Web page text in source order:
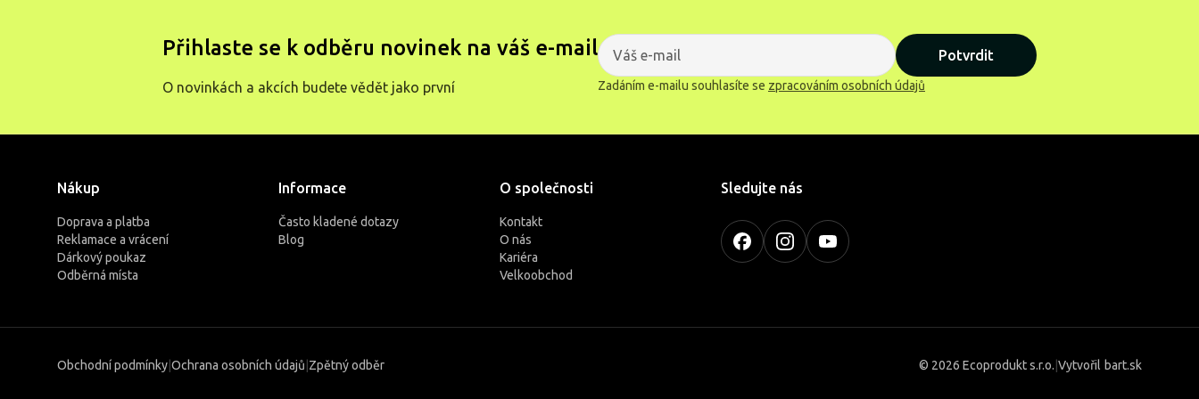
Přihlaste se k odběru novinek na váš e-mail
O novinkách a akcích budete vědět jako první
Potvrdit
Zadáním e-mailu souhlasíte se zpracováním osobních údajů
Nákup
Doprava a platba
Reklamace a vrácení
Dárkový poukaz
Odběrná místa
Informace
Často kladené dotazy
Blog
O společnosti
Kontakt
O nás
Kariéra
Velkoobchod
Sledujte nás
Obchodní podmínky Ochrana osobních údajů Zpětný odběr © 2026 Ecoprodukt s.r.o. Vytvořil bart.sk